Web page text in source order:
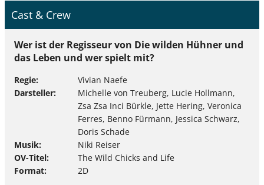
Cast & Crew
Wer ist der Regisseur von Die wilden Hühner und
das Leben und wer spielt mit?
Regie
Vivian Naefe
Darsteller
Michelle von Treuberg, Lucie Hollmann,
Zsa Zsa Inci Bürkle, Jette Hering, Veronica
Ferres, Benno Fürmann, Jessica Schwarz,
Doris Schade
Musik
Niki Reiser
OV-Titel
The Wild Chicks and Life
Format
2D